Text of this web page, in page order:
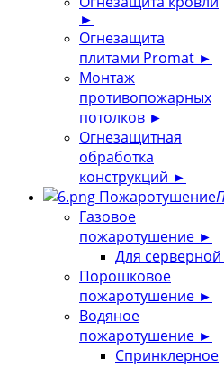
►
Огнезащита
плитами Promat ►
Монтаж
противопожарных
потолков ►
Огнезащитная
обработка
конструкций ►
Пожаротушение
Газовое
пожаротушение ►
Для серверной
Порошковое
пожаротушение ►
Водяное
пожаротушение ►
Спринклерное